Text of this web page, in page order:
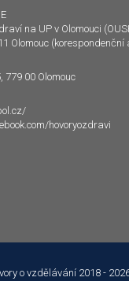
na UP v Olomouci
Olomouc (korespondenční
779 00 Olomouc
hovoryozdravi
o vzdělávání 2018 -
souhlasíte.